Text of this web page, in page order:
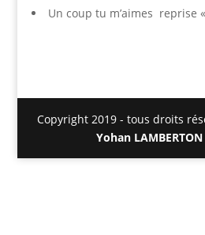
Un coup tu m’aimes reprise
Copyright 2019 - tous droits
Yohan LAMBERTON